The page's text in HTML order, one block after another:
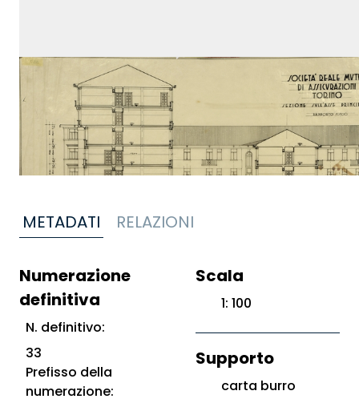
METADATI RELAZIONI
Numerazione
definitiva
N. definitivo:
33
Prefisso della
numerazione:
Scala
1: 100
Supporto
carta burro